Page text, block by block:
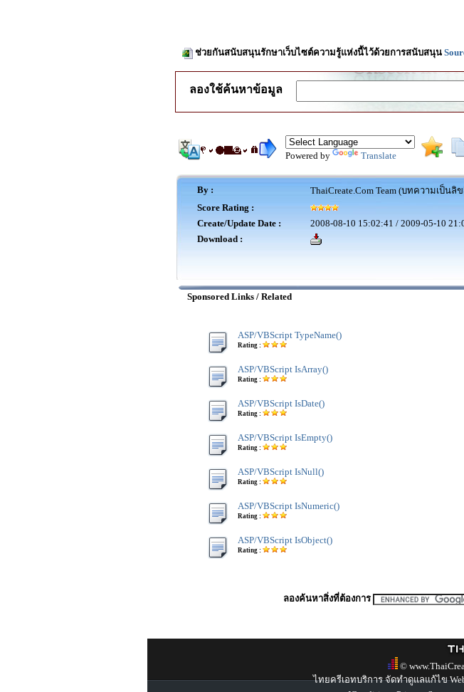
ช่วยกันสนับสนุนรักษาเว็บไซต์ความรู้แห่งนี้ไว้ด้วยการสนับสนุน
ลองใช้ค้นหาข้อมูล
Powered by Translate
By :
ThaiCreate.Com Team (บทความเป็
Score Rating :
Create/Update Date :
2008-08-10 15:02:41 / 2009-05-10
Download :
Sponsored Links / Related
ASP/VBScript TypeName()
Rating :
ASP/VBScript IsArray()
Rating :
ASP/VBScript IsDate()
Rating :
ASP/VBScript IsEmpty()
Rating :
ASP/VBScript IsNull()
Rating :
ASP/VBScript IsNumeric()
Rating :
ASP/VBScript IsObject()
Rating :
ลองค้นหาสิ่งที่ต้องการ
©
ไทยครีเอทบริการ จัดทำดูแลแก้ไข